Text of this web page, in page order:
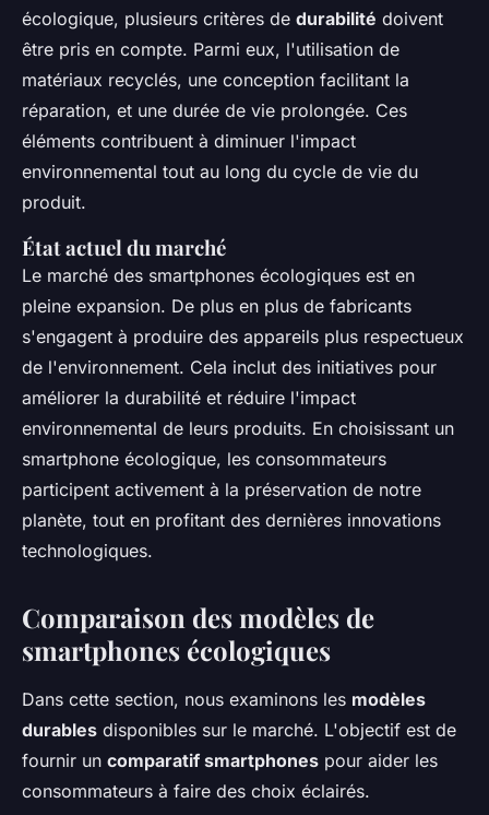
écologique, plusieurs critères de durabilité doivent
être pris en compte. Parmi eux, l'utilisation de
matériaux recyclés, une conception facilitant la
réparation, et une durée de vie prolongée. Ces
éléments contribuent à diminuer l'impact
environnemental tout au long du cycle de vie du
produit.
État actuel du marché
Le marché des smartphones écologiques est en
pleine expansion. De plus en plus de fabricants
s'engagent à produire des appareils plus respectueux
de l'environnement. Cela inclut des initiatives pour
améliorer la durabilité et réduire l'impact
environnemental de leurs produits. En choisissant un
smartphone écologique, les consommateurs
participent activement à la préservation de notre
planète, tout en profitant des dernières innovations
technologiques.
Comparaison des modèles de
smartphones écologiques
Dans cette section, nous examinons les modèles
durables disponibles sur le marché. L'objectif est de
fournir un comparatif smartphones pour aider les
consommateurs à faire des choix éclairés.